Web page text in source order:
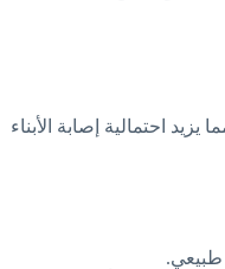
احتمالية إصابة الأبناء
طبيعي.